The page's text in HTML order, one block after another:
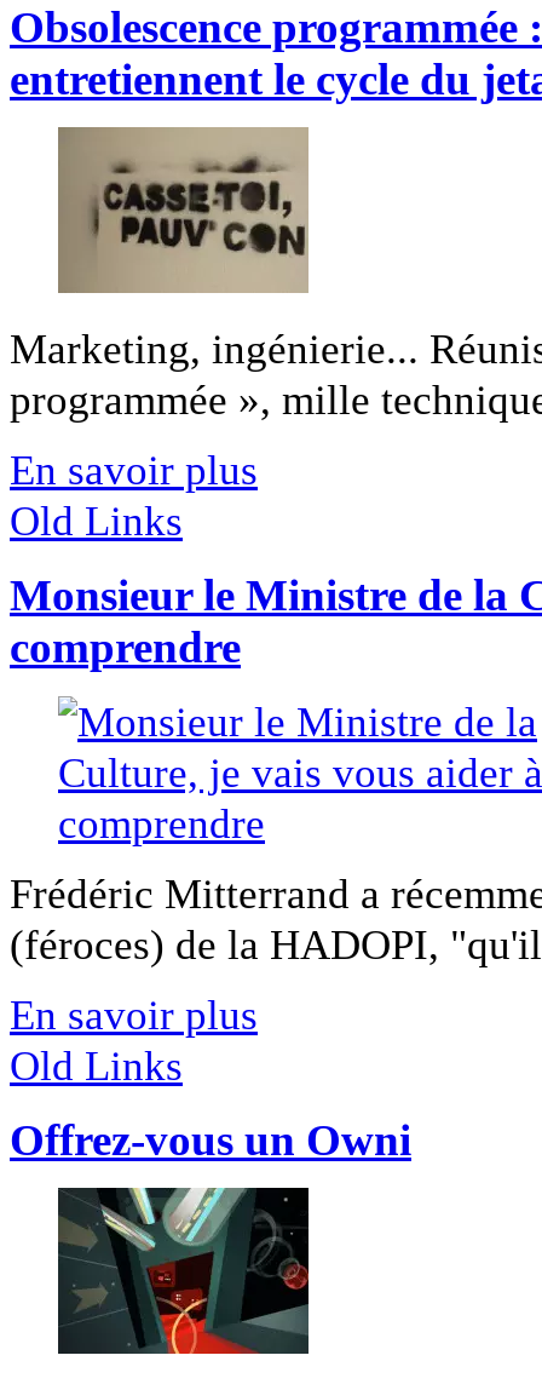
Obsolescence programmée
entretiennent le cycle du
Marketing, ingénierie...
programmée », mille
En savoir plus
Old Links
Monsieur le Ministre de la
comprendre
Frédéric Mitterrand a
(féroces) de la HADOPI,
En savoir plus
Old Links
Offrez-vous un Owni